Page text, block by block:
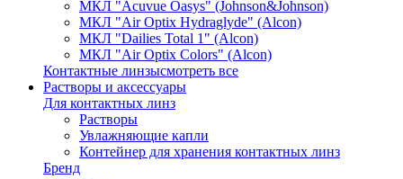
МКЛ "Acuvue Oasys" (Johnson&Johnson)
МКЛ "Air Optix Hydraglyde" (Alcon)
МКЛ "Dailies Total 1" (Alcon)
МКЛ "Air Optix Colors" (Alcon)
Контактные линзысмотреть все
Растворы и аксессуары
Для контактных линз
Растворы
Увлажняющие капли
Контейнер для хранения контактных линз
Бренд